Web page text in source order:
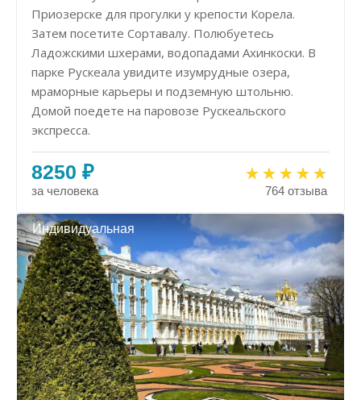
Приозерске для прогулки у крепости Корела.
Затем посетите Сортавалу. Полюбуетесь
Ладожскими шхерами, водопадами Ахинкоски. В
парке Рускеала увидите изумрудные озера,
мраморные карьеры и подземную штольню.
Домой поедете на паровозе Рускеальского
экспресса.
8250 ₽
за человека 764 отзыва
Индивидуальная